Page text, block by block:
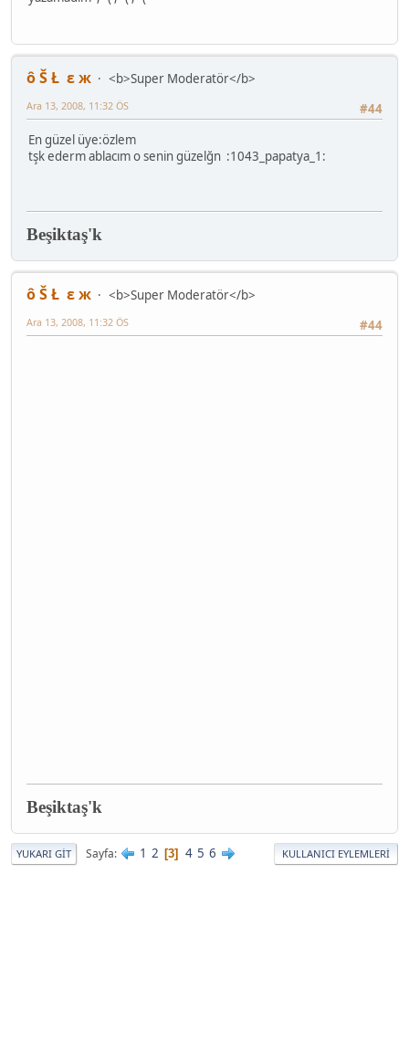
ô Š Ł ε ж
<b>Super Moderatör</b>
#44
Ara 13, 2008, 11:32 ÖS
En güzel üye:özlem
tşk ederm ablacım o senin güzelğn :1043_papatya_1:
Beşiktaş'k
ô Š Ł ε ж
<b>Super Moderatör</b>
#44
Ara 13, 2008, 11:32 ÖS
Beşiktaş'k
YUKARI GIT Sayfa 1 2 3 4 5 6 KULLANICI EYLEMLERI